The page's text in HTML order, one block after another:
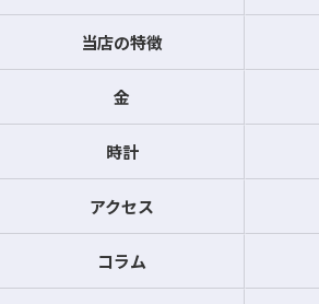
当店の特徴
金
時計
アクセス
コラム